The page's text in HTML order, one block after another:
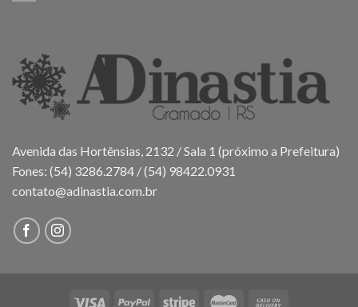
Avenida das Hortênsias, 2132 / Sala 1 (próximo a Prefeitura)
Fones: (54) 3286.2784 / (54) 98422.0931
contato@adinastia.com.br